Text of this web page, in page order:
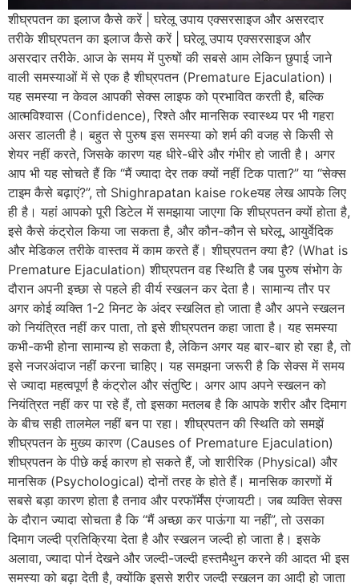
शीघ्रपतन का इलाज कैसे करें | घरेलू उपाय एक्सरसाइज और असरदार
तरीके शीघ्रपतन का इलाज कैसे करें | घरेलू उपाय एक्सरसाइज और
असरदार तरीके. आज के समय में पुरुषों की सबसे आम लेकिन छुपाई जाने
वाली समस्याओं में से एक है शीघ्रपतन (Premature Ejaculation)।
यह समस्या न केवल आपकी सेक्स लाइफ को प्रभावित करती है, बल्कि
आत्मविश्वास (Confidence), रिश्ते और मानसिक स्वास्थ्य पर भी गहरा
असर डालती है। बहुत से पुरुष इस समस्या को शर्म की वजह से किसी से
शेयर नहीं करते, जिसके कारण यह धीरे-धीरे और गंभीर हो जाती है। अगर
आप भी यह सोचते हैं कि “मैं ज्यादा देर तक क्यों नहीं टिक पाता?” या “सेक्स
टाइम कैसे बढ़ाएं?”, तो Shighrapatan kaise rokeयह लेख आपके लिए
ही है। यहां आपको पूरी डिटेल में समझाया जाएगा कि शीघ्रपतन क्यों होता है,
इसे कैसे कंट्रोल किया जा सकता है, और कौन-कौन से घरेलू, आयुर्वेदिक
और मेडिकल तरीके वास्तव में काम करते हैं। शीघ्रपतन क्या है? (What is
Premature Ejaculation) शीघ्रपतन वह स्थिति है जब पुरुष संभोग के
दौरान अपनी इच्छा से पहले ही वीर्य स्खलन कर देता है। सामान्य तौर पर
अगर कोई व्यक्ति 1-2 मिनट के अंदर स्खलित हो जाता है और अपने स्खलन
को नियंत्रित नहीं कर पाता, तो इसे शीघ्रपतन कहा जाता है। यह समस्या
कभी-कभी होना सामान्य हो सकता है, लेकिन अगर यह बार-बार हो रहा है, तो
इसे नजरअंदाज नहीं करना चाहिए। यह समझना जरूरी है कि सेक्स में समय
से ज्यादा महत्वपूर्ण है कंट्रोल और संतुष्टि। अगर आप अपने स्खलन को
नियंत्रित नहीं कर पा रहे हैं, तो इसका मतलब है कि आपके शरीर और दिमाग
के बीच सही तालमेल नहीं बन पा रहा। शीघ्रपतन की स्थिति को समझें
शीघ्रपतन के मुख्य कारण (Causes of Premature Ejaculation)
शीघ्रपतन के पीछे कई कारण हो सकते हैं, जो शारीरिक (Physical) और
मानसिक (Psychological) दोनों तरह के होते हैं। मानसिक कारणों में
सबसे बड़ा कारण होता है तनाव और परफॉर्मेंस एंग्जायटी। जब व्यक्ति सेक्स
के दौरान ज्यादा सोचता है कि “मैं अच्छा कर पाऊंगा या नहीं”, तो उसका
दिमाग जल्दी प्रतिक्रिया देता है और स्खलन जल्दी हो जाता है। इसके
अलावा, ज्यादा पोर्न देखने और जल्दी-जल्दी हस्तमैथुन करने की आदत भी इस
समस्या को बढ़ा देती है, क्योंकि इससे शरीर जल्दी स्खलन का आदी हो जाता